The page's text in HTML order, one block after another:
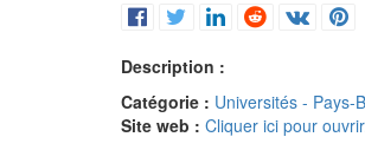
Description :
Catégorie : Universités - Pays-
Site web : Cliquer ici pour